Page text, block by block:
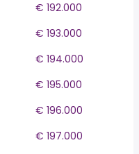
€ 192.000
€ 193.000
€ 194.000
€ 195.000
€ 196.000
€ 197.000